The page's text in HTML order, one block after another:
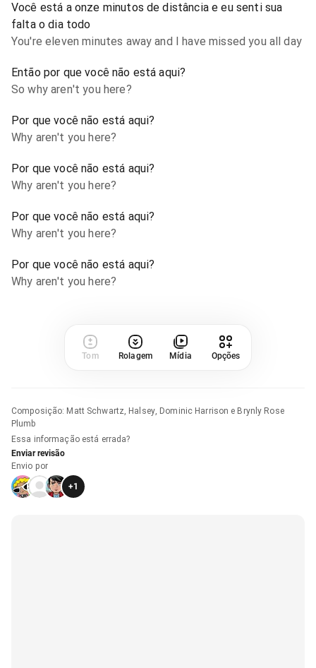
Você está a onze minutos de distância e eu senti sua
falta o dia todo
You're eleven minutes away and I have missed you all day
Então por que você não está aqui?
So why aren't you here?
Por que você não está aqui?
Why aren't you here?
Por que você não está aqui?
Why aren't you here?
Por que você não está aqui?
Why aren't you here?
Por que você não está aqui?
Why aren't you here?
Tom Rolagem Mídia Opções
Composição: Matt Schwartz, Halsey, Dominic Harrison e Brynly Rose
Plumb
Essa informação está errada?
Enviar revisão
Envio por
+1